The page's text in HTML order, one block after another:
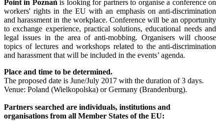
Point in Poznańis looking for partners to organise a conference on
workers' rights in the EU with an emphasis on anti-discrimination
and harassment in the workplace. Conference will be an opportunity
to exchange experience, practical solutions, educational needs and
legal issues in the area of anti-mobbing. Organisers will choose
topics of lectures and workshops related to the anti-discrimination
and harassment that will be included in the events’ agenda.
Place and time to be determined.
The proposed date is June/July 2017 with the duration of 3 days.
Venue: Poland (Wielkopolska) or Germany (Brandenburg).
Partners searched are individuals, institutions and
organisations from all Member States of the EU: